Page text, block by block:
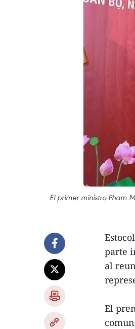
El primer ministro Pham
parte
al
El